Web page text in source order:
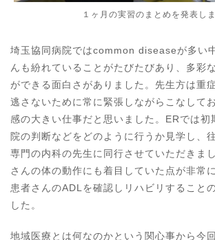
１ヶ月の実習のまとめを発表し
埼玉協同病院ではcommon diseaseが多い
んも紛れていることがたびたびあり、多彩
ができる面白さがありました。先生方は重
逃さないために常に緊張しながらこなして
感の大きい仕事だと思いました。ERでは初
院の判断などをどのように行うか見学し、
専門の内科の先生に同行させていただきま
さんの体の動作にも着目していた点が非常
患者さんのADLを確認しリハビリすること
した。
地域医療とは何なのかという関心事から今